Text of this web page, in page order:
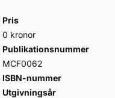
Pris
0 kronor
Publikationsnummer
MCF0062
ISBN-nummer
Utgivningsår